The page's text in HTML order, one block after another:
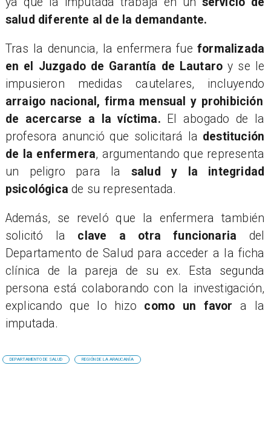
salud diferente al de la demandante.
​Tras la denuncia, la enfermera fueformalizada
en el Juzgado de Garantía de Lautaro y se le
impusieron medidas cautelares, incluyendo
arraigo nacional, firma mensual y prohibición
de acercarse a la víctima. El abogado de la
profesora anunció que solicitará la destitución
de la enfermera, argumentando que representa
un peligro para la salud y la integridad
psicológica de su representada.
​Además, se reveló que la enfermera también
solicitó la clave a otra funcionaria del
Departamento de Salud para acceder a la ficha
clínica de la pareja de su ex. Esta segunda
persona está colaborando con la investigación,
explicando que lo hizo como un favor a la
imputada.
DEPARTAMENTO DE SALUD REGIÓN DE LA ARAUCANÍA